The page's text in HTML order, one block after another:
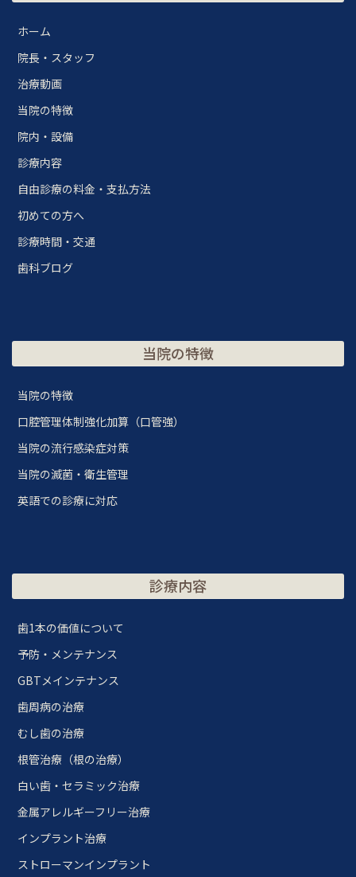
ホーム
院長・スタッフ
治療動画
当院の特徴
院内・設備
診療内容
自由診療の料金・支払方法
初めての方へ
診療時間・交通
歯科ブログ
当院の特徴
当院の特徴
口腔管理体制強化加算（口管強）
当院の流行感染症対策
当院の滅菌・衛生管理
英語での診療に対応
診療内容
歯1本の価値について
予防・メンテナンス
GBTメインテナンス
歯周病の治療
むし歯の治療
根管治療（根の治療）
白い歯・セラミック治療
金属アレルギーフリー治療
インプラント治療
ストローマンインプラント